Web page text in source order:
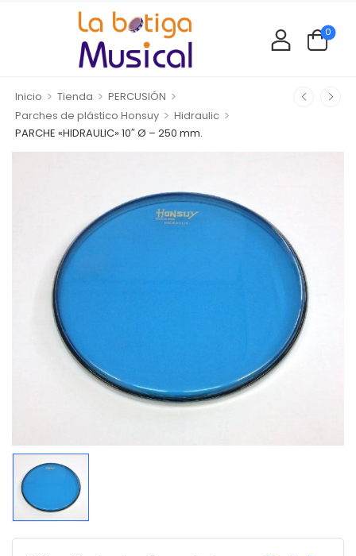
0
Inicio > Tienda > PERCUSIÓN >
Parches de plástico Honsuy > Hidraulic >
PARCHE «HIDRAULIC» 10″ Ø – 250 mm.